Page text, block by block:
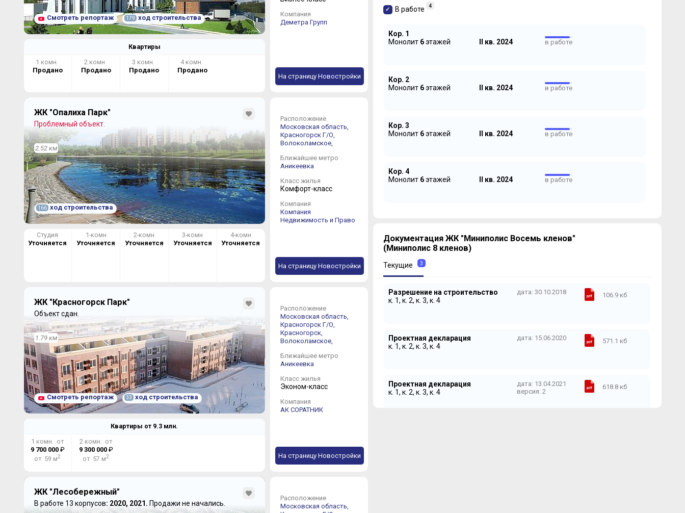
Смотреть репортаж 179 ход строительства
Квартиры
1 комн.
Продано
2 комн.
Продано
3 комн.
Продано
4 комн.
Продано
Компания
Деметра Групп
На страницу Новостройки
ЖК "Опалиха Парк"
Проблемный объект.
2.52 км
166 ход строительства
Студия
Уточняется
1-комн
Уточняется
2-комн
Уточняется
3-комн
Уточняется
4-комн
Уточняется
Расположение
Московская область,
Красногорск Г/О,
Волоколамское,
Ближайшее метро
Аникеевка
Класс жилья
Комфорт-класс
Компания
Компания
Недвижимость и Право
На страницу Новостройки
ЖК "Красногорск Парк"
Объект сдан.
1.79 км
Смотреть репортаж 33 ход строительства
Квартиры от 9.3 млн.
1 комн. от
9 700 000₽
от 59 м2
2 комн. от
9 300 000₽
от 57 м2
Расположение
Московская область,
Красногорск Г/О,
Красногорск,
Волоколамское,
Ближайшее метро
Аникеевка
Класс жилья
Эконом-класс
Компания
АК СОРАТНИК
На страницу Новостройки
ЖК "Лесобережный"
В работе 13 корпусов: 2020, 2021. Продажи не начались.
Расположение
Московская область,
В работе 4
Кор. 1
Монолит 6этажей II кв. 2024 в работе
Кор. 2
Монолит 6этажей II кв. 2024 в работе
Кор. 3
Монолит 6этажей II кв. 2024 в работе
Кор. 4
Монолит 6этажей II кв. 2024 в работе
Документация ЖК "Миниполис Восемь кленов"
(Миниполис 8 кленов)
Текущие 3
Разрешение на строительство
к. 1, к. 2, к. 3, к. 4
дата: 30.10.2018 106.9 кб
Проектная декларация
к. 1, к. 2, к. 3, к. 4
дата: 15.06.2020 571.1 кб
Проектная декларация
к. 1, к. 2, к. 3, к. 4
дата: 13.04.2021
версия: 2
618.8 кб